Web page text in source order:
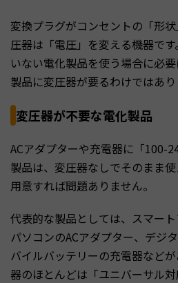
変換プラグがコンセントの「形
圧器は「電圧」を変える機器で
いない電化製品を使う場合に必
製品に変圧器が要るわけではあり
変圧器が不要な電化製品
ACアダプターや充電器に「100-
製品は、変圧器なしでそのまま
用意すれば問題ありません。
代表的な製品としては、スマー
パソコンのACアダプター、デジ
バイルバッテリーの充電器など
器のほとんどは「ユニバーサル対